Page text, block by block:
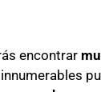
encontrar